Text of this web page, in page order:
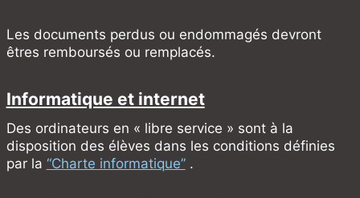
Les documents perdus ou endommagés devront
êtres remboursés ou remplacés.
Informatique et internet
Des ordinateurs en « libre service » sont à la
disposition des élèves dans les conditions définies
par la “Charte informatique”.